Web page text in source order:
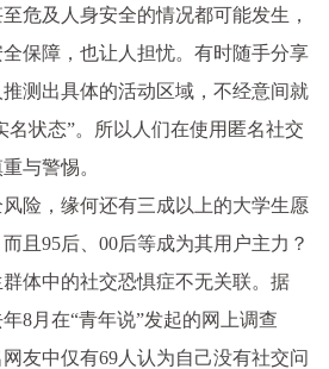
危及人身安全的情况都可能发生，
保障，也让人担忧。有时随手分享
测出具体的活动区域，不经意间就
名状态”。所以人们在使用匿名社交
与警惕。
，缘何还有三成以上的大学生愿
且95后、00后等成为其用户主力？
体中的社交恐惧症不无关联。据
8月在“青年说”发起的网上调查
友中仅有69人认为自己没有社交问